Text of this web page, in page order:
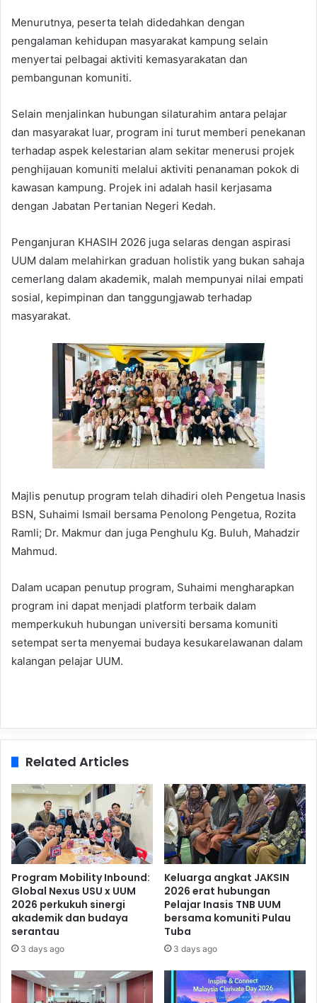
Menurutnya, peserta telah didedahkan dengan
pengalaman kehidupan masyarakat kampung selain
menyertai pelbagai aktiviti kemasyarakatan dan
pembangunan komuniti.
Selain menjalinkan hubungan silaturahim antara pelajar
dan masyarakat luar, program ini turut memberi penekanan
terhadap aspek kelestarian alam sekitar menerusi projek
penghijauan komuniti melalui aktiviti penanaman pokok di
kawasan kampung. Projek ini adalah hasil kerjasama
dengan Jabatan Pertanian Negeri Kedah.
Penganjuran KHASIH 2026 juga selaras dengan aspirasi
UUM dalam melahirkan graduan holistik yang bukan sahaja
cemerlang dalam akademik, malah mempunyai nilai empati
sosial, kepimpinan dan tanggungjawab terhadap
masyarakat.
Majlis penutup program telah dihadiri oleh Pengetua Inasis
BSN, Suhaimi Ismail bersama Penolong Pengetua, Rozita
Ramli; Dr. Makmur dan juga Penghulu Kg. Buluh, Mahadzir
Mahmud.
Dalam ucapan penutup program, Suhaimi mengharapkan
program ini dapat menjadi platform terbaik dalam
memperkukuh hubungan universiti bersama komuniti
setempat serta menyemai budaya kesukarelawanan dalam
kalangan pelajar UUM.
Related Articles
Program Mobility Inbound:
Global Nexus USU x UUM
2026 perkukuh sinergi
akademik dan budaya
serantau
3 days ago
Keluarga angkat JAKSIN
2026 erat hubungan
Pelajar Inasis TNB UUM
bersama komuniti Pulau
Tuba
3 days ago